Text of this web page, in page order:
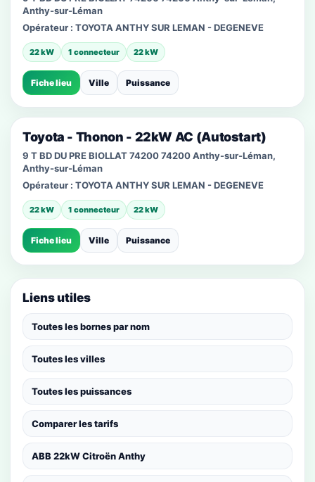
Anthy-sur-Léman
Opérateur : TOYOTA ANTHY SUR LEMAN - DEGENEVE
22 kW 1 connecteur 22 kW
Fiche lieu Ville Puissance
Toyota - Thonon - 22kW AC (Autostart)
9 T BD DU PRE BIOLLAT 74200 74200 Anthy-sur-Léman,
Anthy-sur-Léman
Opérateur : TOYOTA ANTHY SUR LEMAN - DEGENEVE
22 kW 1 connecteur 22 kW
Fiche lieu Ville Puissance
Liens utiles
Toutes les bornes par nom
Toutes les villes
Toutes les puissances
Comparer les tarifs
ABB 22kW Citroën Anthy